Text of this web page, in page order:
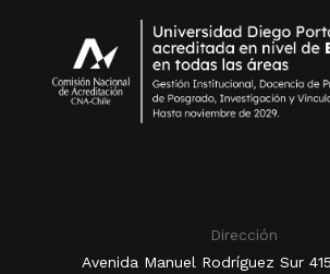
Dirección
Avenida Manuel Rodríguez Sur